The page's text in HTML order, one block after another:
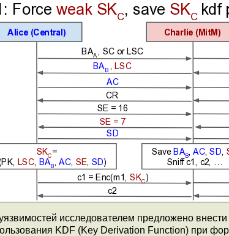
исследователем предложено
KDF (Key Derivation Function) при